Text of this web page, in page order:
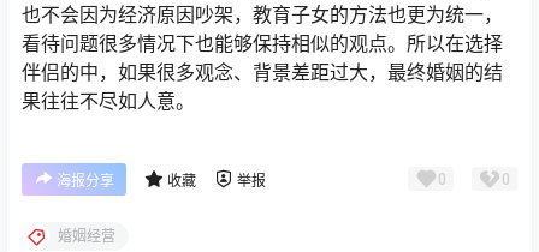
也不会因为经济原因吵架，教育子女的方法也更为统一，
看待问题很多情况下也能够保持相似的观点。所以在选择
伴侣的中，如果很多观念、背景差距过大，最终婚姻的结
果往往不尽如人意。
海报分享 收藏 举报 0 0
婚姻经营